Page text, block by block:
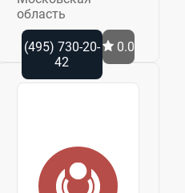
область
(495) 730-20-
42
0.0